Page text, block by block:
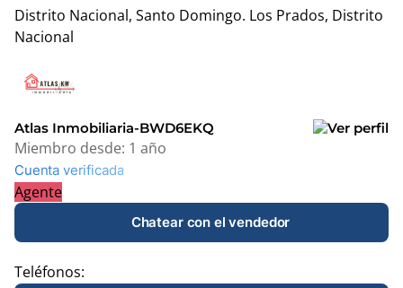
Distrito Nacional, Santo Domingo. Los Prados, Distrito
Nacional
+
−
Atlas Inmobiliaria-BWD6EKQ
Miembro desde: 1 año
Cuenta verificada
Agente
Chatear con el vendedor
Teléfonos: